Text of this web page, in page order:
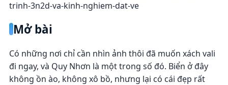
trinh-3n2d-va-kinh-nghiem-dat-ve
Mở bài
Có những nơi chỉ cần nhìn ảnh thôi đã muốn xách vali
đi ngay, và Quy Nhơn là một trong số đó. Biển ở đây
không ồn ào, không xô bồ, nhưng lại có cái đẹp rất